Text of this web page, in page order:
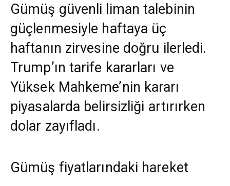
Gümüş güvenli liman talebinin
güçlenmesiyle haftaya üç
haftanın zirvesine doğru ilerledi.
Trump’ın tarife kararları ve
Yüksek Mahkeme’nin kararı
piyasalarda belirsizliği artırırken
dolar zayıfladı.
Gümüş fiyatlarındaki hareket